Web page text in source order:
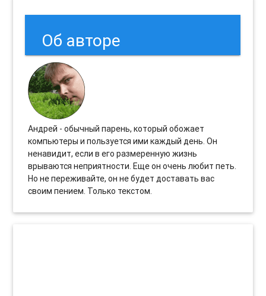
Об авторе
Андрей - обычный парень, который обожает
компьютеры и пользуется ими каждый день. Он
ненавидит, если в его размеренную жизнь
врываются неприятности. Еще он очень любит петь.
Но не переживайте, он не будет доставать вас
своим пением. Только текстом.